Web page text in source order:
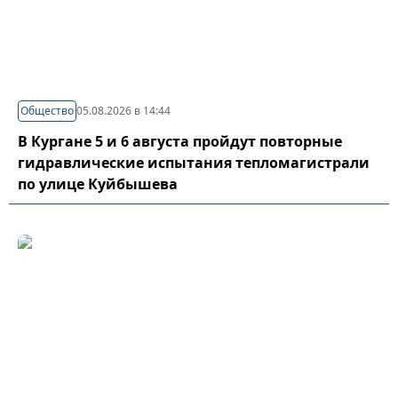
Общество05.08.2026 в 14:44
В Кургане 5 и 6 августа пройдут повторные
гидравлические испытания тепломагистрали
по улице Куйбышева